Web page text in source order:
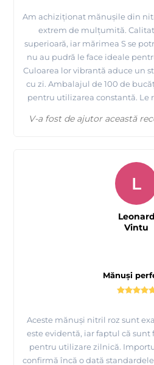
Am achiziționat mănușile din
extrem de mulțumită.
superioară, iar mărimea S se
nu au pudră le face ideale
Culoarea lor vibrantă aduce un
cu zi. Ambalajul de 100 de
pentru utilizarea constantă. Le
V-a fost de ajutor această
Mănuși
Aceste mănuși nitril roz sunt
este evidentă, iar faptul că sunt
pentru utilizare zilnică.
confirmă încă o dată
L
Leonard
Vintu